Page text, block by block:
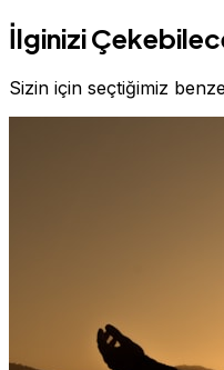
İlginizi
Sizin için seçtiğimiz